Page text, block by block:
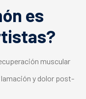
es
muscular
y dolor post-